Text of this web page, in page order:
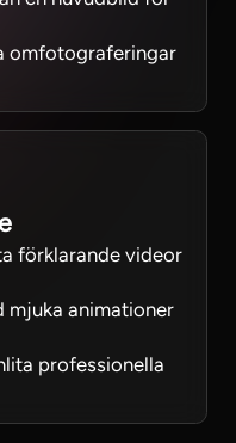
omfotograferingar
förklarande videor
mjuka animationer
professionella